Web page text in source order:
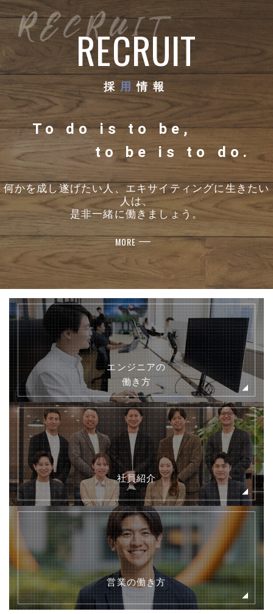
RECRUIT
採 用情報
To do is to be,
to be is to do.
何かを成し遂げたい人、エキサイティングに生きたい
人は、
是非一緒に働きましょう。
MORE
エンジニアの
働き方
社員紹介
営業の働き方